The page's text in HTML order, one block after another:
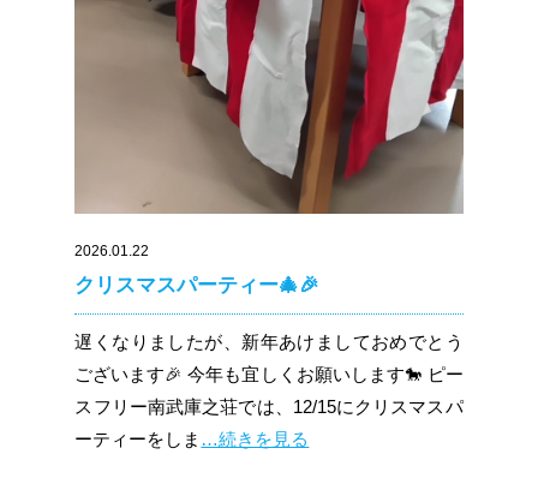
2026.01.22
クリスマスパーティー🎄🎉
遅くなりましたが、新年あけましておめでとう
ございます🎉 今年も宜しくお願いします🐎 ピー
スフリー南武庫之荘では、12/15にクリスマスパ
ーティーをしま …続きを見る